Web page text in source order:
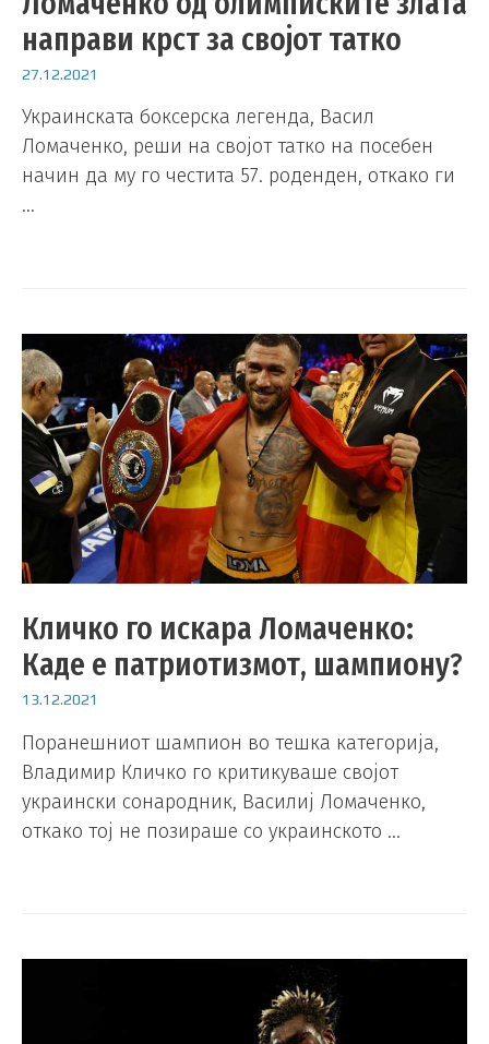
направи крст за својот татко
27.12.2021
Украинската боксерска легенда, Васил
Ломаченко, реши на својот татко на посебен
начин да му го честита 57. роденден, откако ги
…
Кличко го искара Ломаченко:
Каде е патриотизмот, шампиону?
13.12.2021
Поранешниот шампион во тешка категорија,
Владимир Кличко го критикуваше својот
украински сонародник, Василиј Ломаченко,
откако тој не позираше со украинското …